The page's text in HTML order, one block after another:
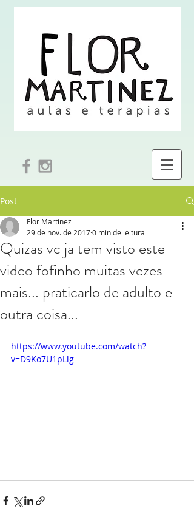
Post
Quizas vc ja tem visto este
video fofinho muitas vezes
mais... praticarlo de adulto e
outra coisa...
Flor Martinez
29 de nov. de 20170 min de leitura
https://www.youtube.com/watch?
v=D9Ko7U1pLlg